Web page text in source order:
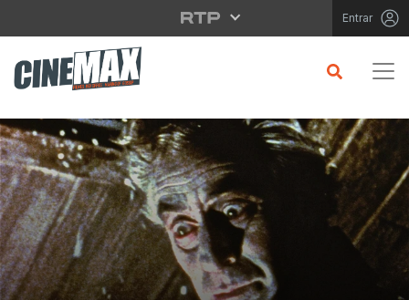
Saltar para o conteúdo principal Entrar